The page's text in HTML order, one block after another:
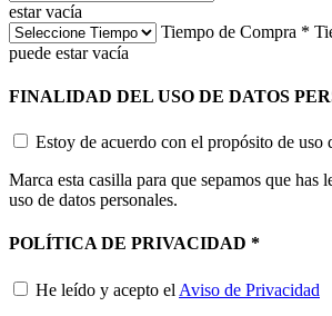
estar vacía
Tiempo de Compra *
puede estar vacía
FINALIDAD DEL USO DE DATOS
Estoy de acuerdo con el propósito de uso
Marca esta casilla para que sepamos que has
uso de datos personales.
POLÍTICA DE PRIVACIDAD *
He leído y acepto el Aviso de Privacidad